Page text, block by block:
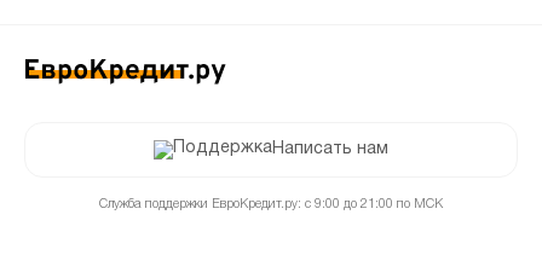
Написать нам
Служба поддержки ЕвроКредит.ру: с 9:00 до 21:00 по МСК